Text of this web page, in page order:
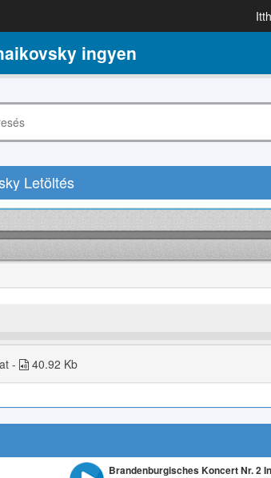
ingyen
Letöltés
- 40.92 Kb
Brandenburgisches Koncert Nr. 2